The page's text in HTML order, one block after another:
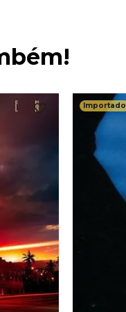
Importado